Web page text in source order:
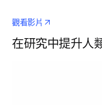
觀看影片
在研究中提升人